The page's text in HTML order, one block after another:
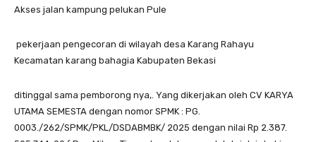
‎Akses jalan kampung pelukan Pule
‎ pekerjaan pengecoran di wilayah desa Karang Rahayu
Kecamatan karang bahagia Kabupaten Bekasi
‎ditinggal sama pemborong nya,. Yang dikerjakan oleh CV KARYA
UTAMA SEMESTA dengan nomor SPMK : PG.
0003./262/SPMK/PKL/DSDABMBK/ 2025 dengan nilai Rp 2.387.